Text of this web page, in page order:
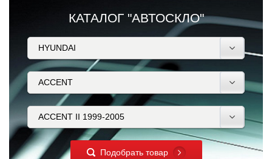
КАТАЛОГ "АВТОСКЛО"
Подобрать товар